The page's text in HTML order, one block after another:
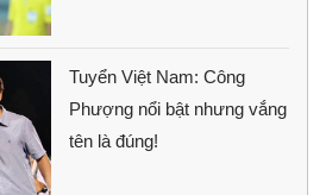
Tuyển Việt Nam: Công
Phượng nổi bật nhưng vắng
tên là đúng!